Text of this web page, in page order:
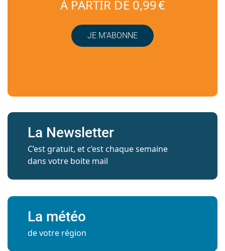
À PARTIR DE 0,99 €
JE M’ABONNE
La Newsletter
C’est gratuit, et c’est chaque semaine
dans votre boite mail
La météo
de votre région